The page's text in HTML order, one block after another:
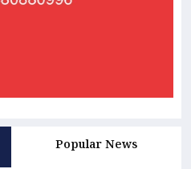
Popular News